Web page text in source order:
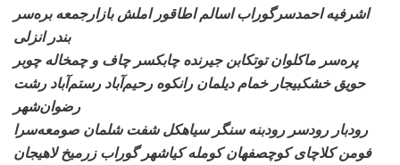
اشرفیه احمدسرگوراب اسالم اطاقور املش بازارجمعه بره‌سر
بندر انزلی
پره‌سر ماکلوانتوتکابن جیرنده چابکسر چاف و چمخاله چوبر
حویق خشکبیجار خمام دیلمان رانکوه رحیم‌آباد رستم‌آباد رشت
رضوان‌شهر
رودبار رودسر رودبنه سنگر سیاهکل شفت شلمان صومعه‌سرا
فومن کلاچای کوچصفهان کومله کیاشهر گوراب زرمیخ لاهیجان